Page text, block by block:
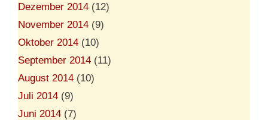
Dezember 2014 (12)
November 2014 (9)
Oktober 2014 (10)
September 2014 (11)
August 2014 (10)
Juli 2014 (9)
Juni 2014 (7)